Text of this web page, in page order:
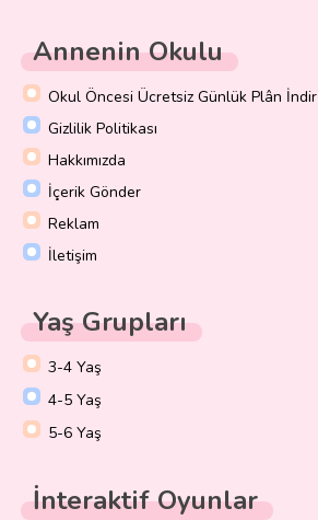
Annenin Okulu
Okul Öncesi Ücretsiz Günlük Plân İndir
Gizlilik Politikası
Hakkımızda
İçerik Gönder
Reklam
İletişim
Yaş Grupları
3-4 Yaş
4-5 Yaş
5-6 Yaş
İnteraktif Oyunlar